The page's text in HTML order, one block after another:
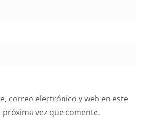
correo electrónico y web en este
vez que comente.